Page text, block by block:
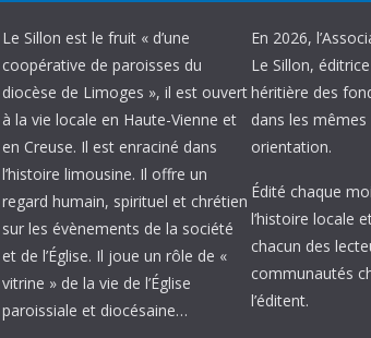
Le Sillon est le fruit « d’une
coopérative de paroisses du
diocèse de Limoges », il est ouvert
à la vie locale en Haute-Vienne et
en Creuse. Il est enraciné dans
l’histoire limousine. Il offre un
regard humain, spirituel et chrétien
sur les évènements de la société
et de l’Église. Il joue un rôle de «
vitrine » de la vie de l’Église
paroissiale et diocésaine…
En 2026,
Le Sillon,
héritière des
dans les
orientation.
Édité chaque
l’histoire locale
chacun des
communautés
l’éditent.